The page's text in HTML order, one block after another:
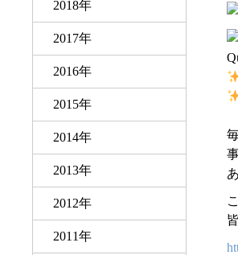
2018年
2017年
2016年
2015年
2014年
2013年
2012年
2011年